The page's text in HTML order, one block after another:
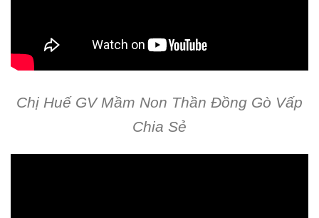
Chị Huế GV Mầm Non Thần Đồng Gò Vấp
Chia Sẻ